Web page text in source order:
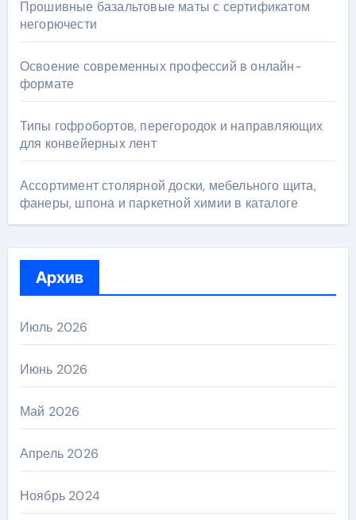
Прошивные базальтовые маты с сертификатом
негорючести
Освоение современных профессий в онлайн-
формате
Типы гофробортов, перегородок и направляющих
для конвейерных лент
Ассортимент столярной доски, мебельного щита,
фанеры, шпона и паркетной химии в каталоге
Архив
Июль 2026
Июнь 2026
Май 2026
Апрель 2026
Ноябрь 2024